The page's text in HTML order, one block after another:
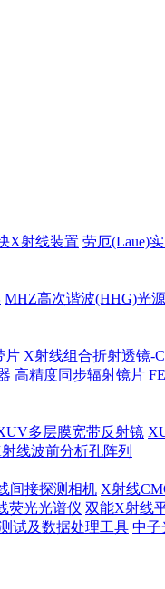
X射线装置 劳厄(Laue)
MHZ高次谐波(HHG)光源
片 X射线组合折射透镜-
高精度同步辐射镜片
多层膜宽带反射镜
线波前分析孔阵列
间接探测相机 X射线
荧光光谱仪 双能X射线
试及数据处理工具 中子